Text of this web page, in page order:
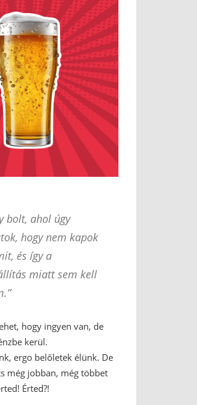
bolt, ahol úgy
hogy nem kapok
és így a
miatt sem kell
hogy ingyen van, de
kerül.
ergo belőletek élünk. De
még jobban, még többet
Érted?!